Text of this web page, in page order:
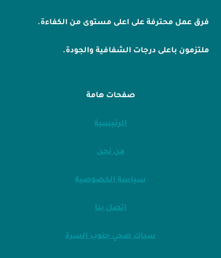
فرق عمل محترفة على اعلى مستوى من الكفاءة.
ملتزمون باعلى درجات الشفافية والجودة.
صفحات هامة
الرئيسية
من نحن
سياسة الخصوصية
اتصل بنا
سباك صحي جنوب السرة